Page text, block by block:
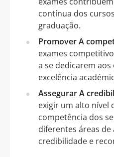
contínua dos
graduação.
Promover A
exames
a se dedicarem
excelência
Assegurar A
exigir um alto nível
competência dos
diferentes áreas
credibilidade e